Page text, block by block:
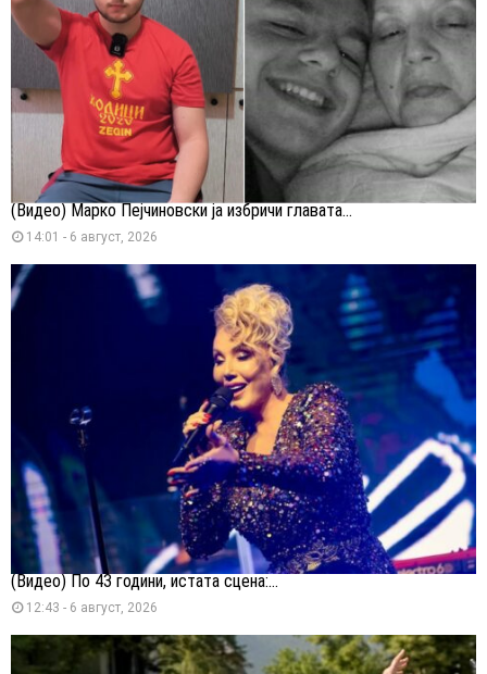
(Видео) Марко Пејчиновски ја избричи главата...
14:01 - 6 август, 2026
(Видео) По 43 години, истата сцена:...
12:43 - 6 август, 2026